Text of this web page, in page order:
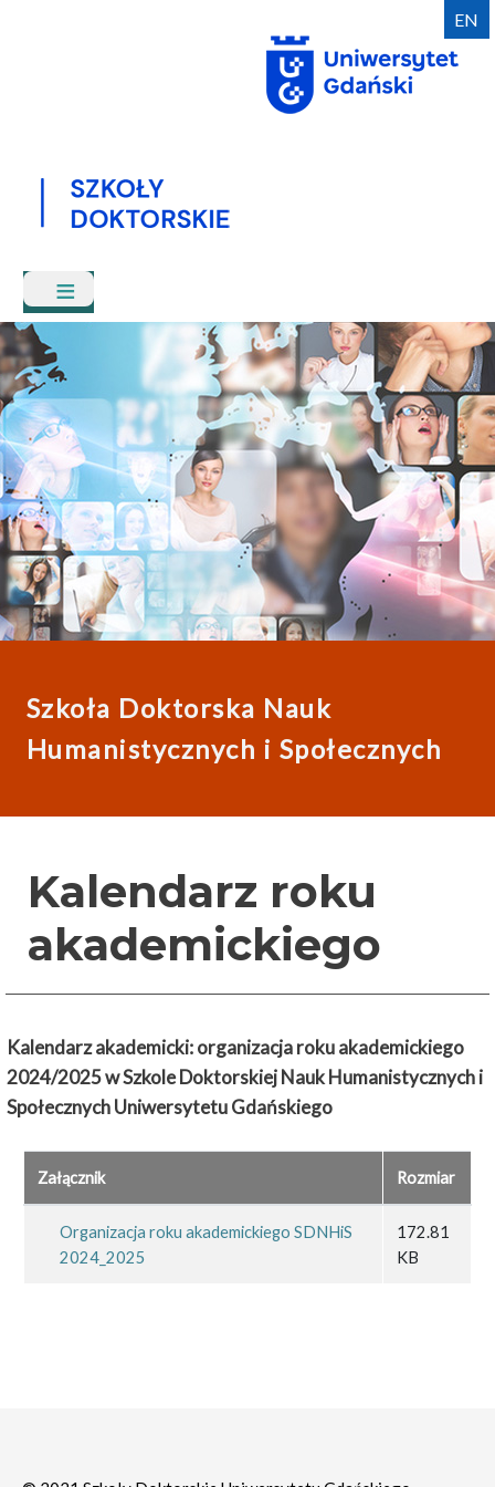
treści
EN
Szkoła Doktorska Nauk
Humanistycznych i Społecznych
Kalendarz roku
akademickiego
Kalendarz akademicki: organizacja roku akademickiego
2024/2025 w Szkole Doktorskiej Nauk Humanistycznych i
Społecznych Uniwersytetu Gdańskiego
Załącznik Rozmiar
Organizacja roku akademickiego SDNHiS
2024_2025
172.81
KB